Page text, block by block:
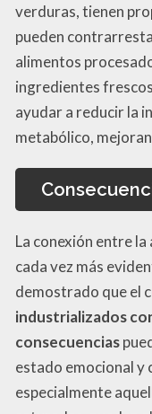
verduras, tienen
pueden
alimentos
ingredientes
ayudar a reducir la
metabólico,
La conexión entre
cada vez más
demostrado que el
industrializados
consecuencias
estado emocional y
especialmente